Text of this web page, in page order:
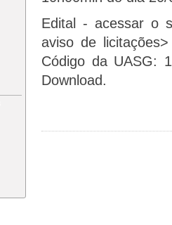
Edital - acessar o
aviso de
Código da UASG:
Download.